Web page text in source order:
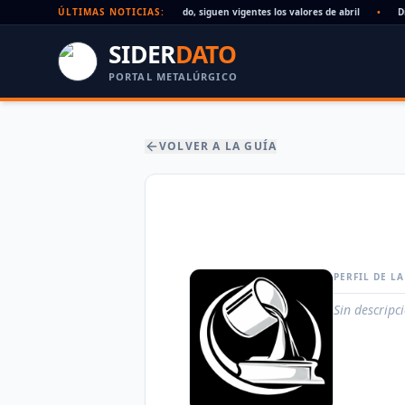
ÚLTIMAS NOTICIAS:
Paritaria UOM agosto 2026: sin acuerdo, siguen vigentes los valores de abril
SIDERDATO
PORTAL METALÚRGICO
VOLVER A LA GUÍA
PERFIL DE
Sin